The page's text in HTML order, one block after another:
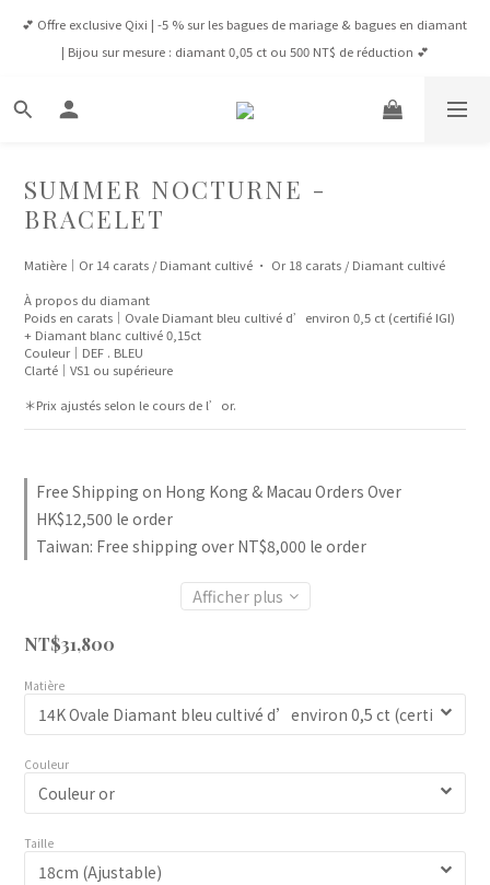
💕 Offre exclusive Qixi | -5 % sur les bagues de mariage & bagues en diamant
| Bijou sur mesure : diamant 0,05 ct ou 500 NT$ de réduction 💕
💕 Offre exclusive Qixi | -5 % sur les bagues de mariage & bagues en diamant
| Bijou sur mesure : diamant 0,05 ct ou 500 NT$ de réduction 💕
Connexion Membre 💎 À partir de NT$65,000, VIP -5 % toute l’année / À
Monde dès 1 600 USD
SUMMER NOCTURNE -
BRACELET
Matière｜Or 14 carats / Diamant cultivé · Or 18 carats / Diamant cultivé
À propos du diamant
Poids en carats｜Ovale Diamant bleu cultivé d’environ 0,5 ct (certifié IGI)
+ Diamant blanc cultivé 0,15ct
Couleur｜DEF . BLEU
Clarté｜VS1 ou supérieure
＊Prix ajustés selon le cours de l’or.
Free Shipping on Hong Kong & Macau Orders Over
HK$12,500 le order
Taiwan: Free shipping over NT$8,000 le order
Afficher plus
NT$31,800
Matière
Couleur
Taille